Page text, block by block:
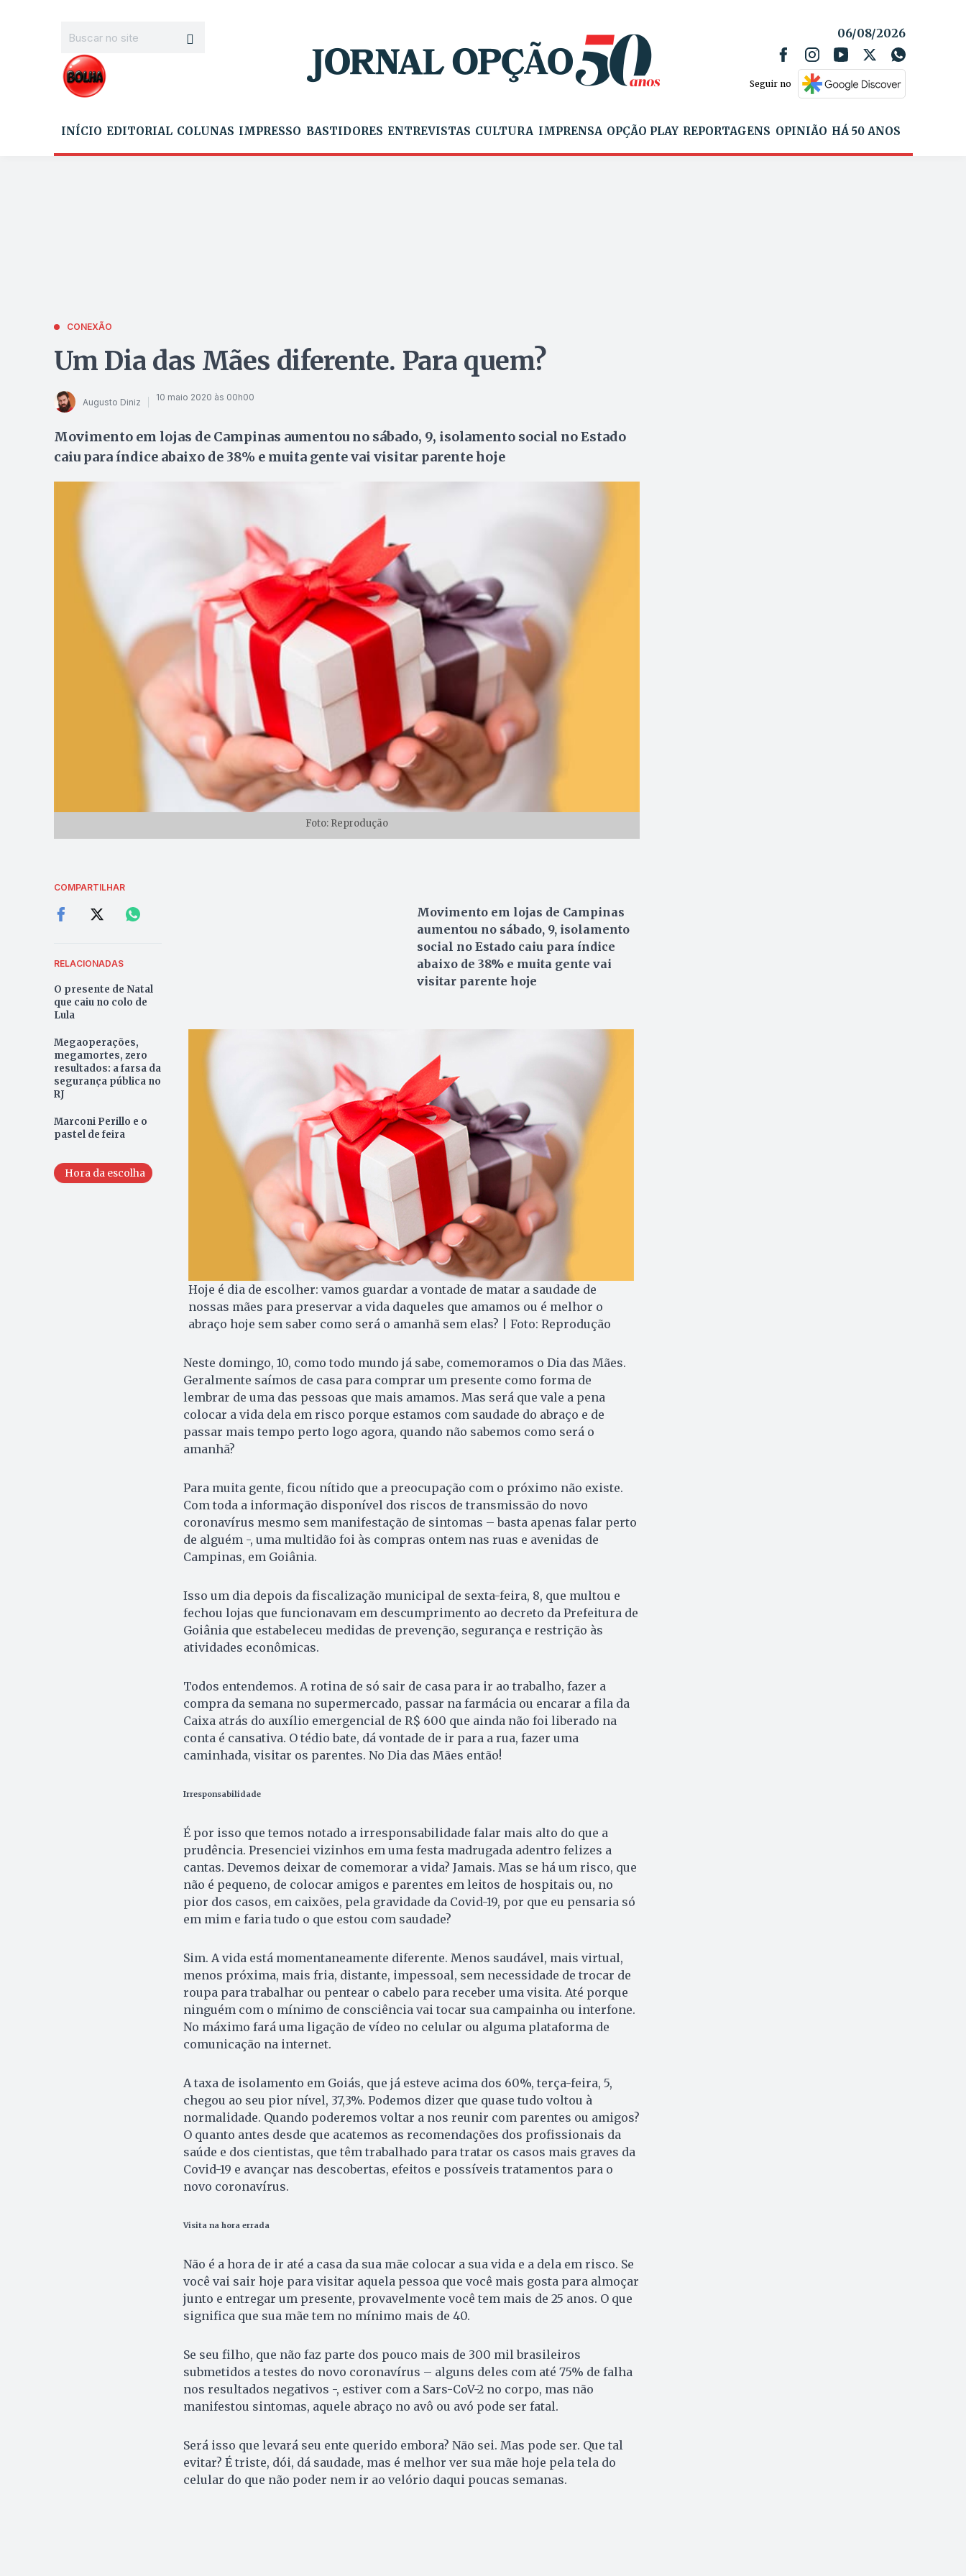
06/08/2026
Seguir no
INÍCIO EDITORIAL COLUNAS IMPRESSO BASTIDORES ENTREVISTAS CULTURA IMPRENSA OPÇÃO PLAY REPORTAGENS OPINIÃO HÁ 50 ANOS
CONEXÃO
Um Dia das Mães diferente. Para quem?
Augusto Diniz 10 maio 2020 às 00h00
Movimento em lojas de Campinas aumentou no sábado, 9, isolamento social no Estado
caiu para índice abaixo de 38% e muita gente vai visitar parente hoje
Foto: Reprodução
COMPARTILHAR
RELACIONADAS
O presente de Natal
que caiu no colo de
Lula
Megaoperações,
megamortes, zero
resultados: a farsa da
segurança pública no
RJ
Marconi Perillo e o
pastel de feira
Hora da escolha
Movimento em lojas de Campinas
aumentou no sábado, 9, isolamento
social no Estado caiu para índice
abaixo de 38% e muita gente vai
visitar parente hoje
Hoje é dia de escolher: vamos guardar a vontade de matar a saudade de
nossas mães para preservar a vida daqueles que amamos ou é melhor o
abraço hoje sem saber como será o amanhã sem elas? | Foto: Reprodução
Neste domingo, 10, como todo mundo já sabe, comemoramos o Dia das Mães.
Geralmente saímos de casa para comprar um presente como forma de
lembrar de uma das pessoas que mais amamos. Mas será que vale a pena
colocar a vida dela em risco porque estamos com saudade do abraço e de
passar mais tempo perto logo agora, quando não sabemos como será o
amanhã?
Para muita gente, ficou nítido que a preocupação com o próximo não existe.
Com toda a informação disponível dos riscos de transmissão do novo
coronavírus mesmo sem manifestação de sintomas – basta apenas falar perto
de alguém -, uma multidão foi às compras ontem nas ruas e avenidas de
Campinas, em Goiânia.
Isso um dia depois da fiscalização municipal de sexta-feira, 8, que multou e
fechou lojas que funcionavam em descumprimento ao decreto da Prefeitura de
Goiânia que estabeleceu medidas de prevenção, segurança e restrição às
atividades econômicas.
Todos entendemos. A rotina de só sair de casa para ir ao trabalho, fazer a
compra da semana no supermercado, passar na farmácia ou encarar a fila da
Caixa atrás do auxílio emergencial de R$ 600 que ainda não foi liberado na
conta é cansativa. O tédio bate, dá vontade de ir para a rua, fazer uma
caminhada, visitar os parentes. No Dia das Mães então!
Irresponsabilidade
É por isso que temos notado a irresponsabilidade falar mais alto do que a
prudência. Presenciei vizinhos em uma festa madrugada adentro felizes a
cantas. Devemos deixar de comemorar a vida? Jamais. Mas se há um risco, que
não é pequeno, de colocar amigos e parentes em leitos de hospitais ou, no
pior dos casos, em caixões, pela gravidade da Covid-19, por que eu pensaria só
em mim e faria tudo o que estou com saudade?
Sim. A vida está momentaneamente diferente. Menos saudável, mais virtual,
menos próxima, mais fria, distante, impessoal, sem necessidade de trocar de
roupa para trabalhar ou pentear o cabelo para receber uma visita. Até porque
ninguém com o mínimo de consciência vai tocar sua campainha ou interfone.
No máximo fará uma ligação de vídeo no celular ou alguma plataforma de
comunicação na internet.
A taxa de isolamento em Goiás, que já esteve acima dos 60%, terça-feira, 5,
chegou ao seu pior nível, 37,3%. Podemos dizer que quase tudo voltou à
normalidade. Quando poderemos voltar a nos reunir com parentes ou amigos?
O quanto antes desde que acatemos as recomendações dos profissionais da
saúde e dos cientistas, que têm trabalhado para tratar os casos mais graves da
Covid-19 e avançar nas descobertas, efeitos e possíveis tratamentos para o
novo coronavírus.
Visita na hora errada
Não é a hora de ir até a casa da sua mãe colocar a sua vida e a dela em risco. Se
você vai sair hoje para visitar aquela pessoa que você mais gosta para almoçar
junto e entregar um presente, provavelmente você tem mais de 25 anos. O que
significa que sua mãe tem no mínimo mais de 40.
Se seu filho, que não faz parte dos pouco mais de 300 mil brasileiros
submetidos a testes do novo coronavírus – alguns deles com até 75% de falha
nos resultados negativos -, estiver com a Sars-CoV-2 no corpo, mas não
manifestou sintomas, aquele abraço no avô ou avó pode ser fatal.
Será isso que levará seu ente querido embora? Não sei. Mas pode ser. Que tal
evitar? É triste, dói, dá saudade, mas é melhor ver sua mãe hoje pela tela do
celular do que não poder nem ir ao velório daqui poucas semanas.